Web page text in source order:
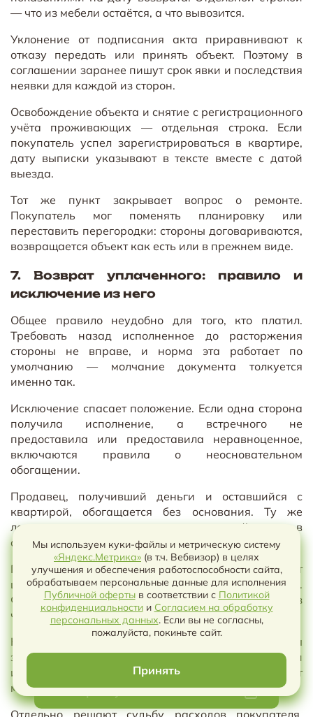
— что из мебели остаётся, а что вывозится.
Уклонение от подписания акта приравнивают к
отказу передать или принять объект. Поэтому в
соглашении заранее пишут срок явки и последствия
неявки для каждой из сторон.
Освобождение объекта и снятие с регистрационного
учёта проживающих — отдельная строка. Если
покупатель успел зарегистрироваться в квартире,
дату выписки указывают в тексте вместе с датой
выезда.
Тот же пункт закрывает вопрос о ремонте.
Покупатель мог поменять планировку или
переставить перегородки: стороны договариваются,
возвращается объект как есть или в прежнем виде.
7. Возврат уплаченного: правило и
исключение из него
Общее правило неудобно для того, кто платил.
Требовать назад исполненное до расторжения
стороны не вправе, и норма эта работает по
умолчанию — молчание документа толкуется
именно так.
Исключение спасает положение. Если одна сторона
получила исполнение, а встречного не
предоставила или предоставила неравноценное,
включаются правила о неосновательном
обогащении.
Продавец, получивший деньги и оставшийся с
квартирой, обогащается без основания. Ту же
логику применяют к покупателю, который въехал в
объект, но так и не расплатился.
Практический вывод простой: сумму возврата пишут
цифрами, прописью, со сроком и реквизитами.
Формулировка «стороны произведут расчёты» без
числа не создаёт денежного обязательства.
На невозвращённую сумму начисляются проценты
за пользование чужими средствами. В соглашении
их либо прощают прямой строкой, либо фиксируют
момент, с которого они пойдут.
Мы используем куки-файлы и метрическую систему
«Яндекс.Метрика» (в т.ч. Вебвизор) в целях
улучшения и обеспечения работоспособности сайта,
обрабатываем персональные данные для исполнения
Публичной офертыв соответствии с Политикой
конфиденциальностии Согласием на обработку
персональных данных. Если вы не согласны,
пожалуйста, покиньте сайт.
Принять
Чат с ИИ
Выберите условия чтобы скачать